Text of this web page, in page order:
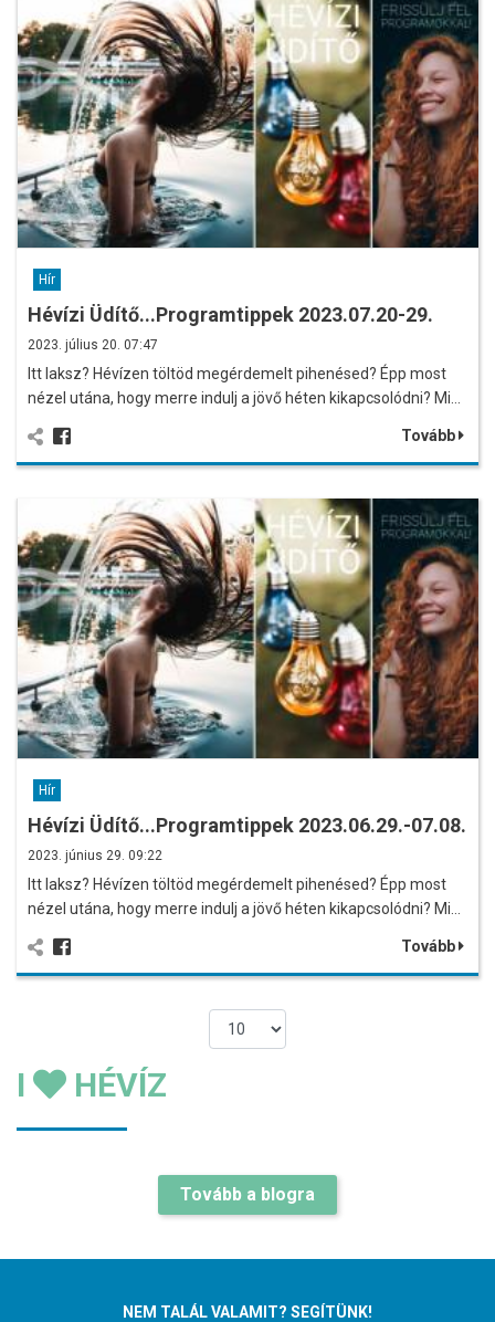
Hír
Hévízi Üdítő...Programtippek 2023.07.20-29.
2023. július 20. 07:47
Itt laksz? Hévízen töltöd megérdemelt pihenésed? Épp most
nézel utána, hogy merre indulj a jövő héten kikapcsolódni? Mi…
Tovább
Hír
Hévízi Üdítő...Programtippek 2023.06.29.-07.08.
2023. június 29. 09:22
Itt laksz? Hévízen töltöd megérdemelt pihenésed? Épp most
nézel utána, hogy merre indulj a jövő héten kikapcsolódni? Mi…
Tovább
I HÉVÍZ
Tovább a blogra
NEM TALÁL VALAMIT? SEGÍTÜNK!